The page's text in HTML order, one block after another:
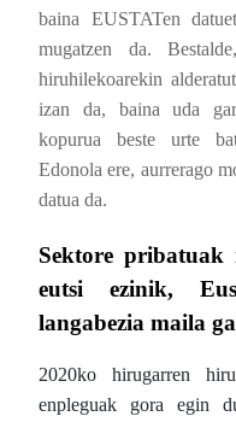
baina EUSTATen
mugatzen da.
hiruhilekoarekin
izan da, baina uda
kopurua beste urte
Edonola ere, aurrerago
datua da.
Sektore pribatuak
eutsi ezinik,
langabezia maila
2020ko hirugarren
enpleguak gora egin